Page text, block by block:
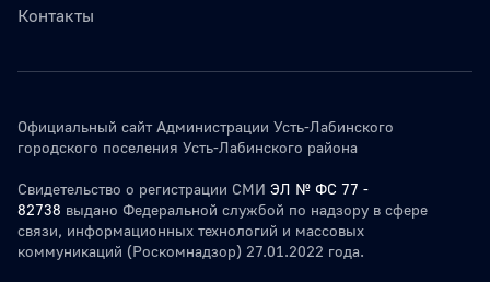
Контакты
Официальный сайт Администрации Усть-Лабинского
городского поселения Усть-Лабинского района
Свидетельство о регистрации СМИ ЭЛ № ФС 77 -
82738 выдано Федеральной службой по надзору в сфере
связи, информационных технологий и массовых
коммуникаций (Роскомнадзор) 27.01.2022 года.